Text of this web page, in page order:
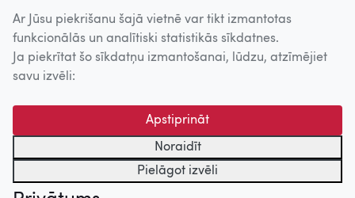
Uz augšu
© 2026 Nacionālais Kino centrs, Kultūras informācijas sistēmu
centrs. Sadarbības partneris: Latvijas Valsts
kinofotofonodokumentu arhīvs.
Ar Jūsu piekrišanu šajā vietnē var tikt izmantotas
funkcionālās un analītiski statistikās sīkdatnes.
Ja piekrītat šo sīkdatņu izmantošanai, lūdzu, atzīmējiet
savu izvēli:
Apstiprināt
Noraidīt
Pielāgot izvēli